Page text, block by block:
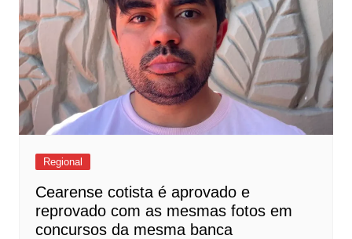
Regional
Cearense cotista é aprovado e
reprovado com as mesmas fotos em
concursos da mesma banca